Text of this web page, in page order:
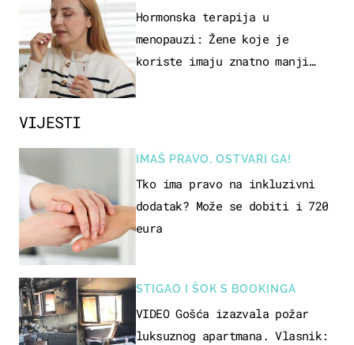
VIJESTI
IMAŠ PRAVO, OSTVARI GA!
Tko ima pravo na inkluzivni
dodatak? Može se dobiti i 720
eura
STIGAO I ŠOK S BOOKINGA
VIDEO Gošća izazvala požar
luksuznog apartmana. Vlasnik:
Hormonska terapija u
menopauzi: Žene koje je
koriste imaju znatno manji